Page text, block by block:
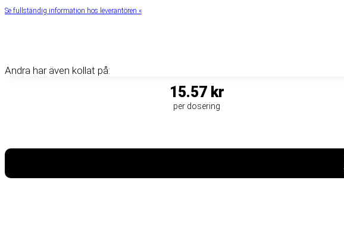
Se fullständig information hos leverantören «
Andra har även kollat på:
15.57 kr
per dosering